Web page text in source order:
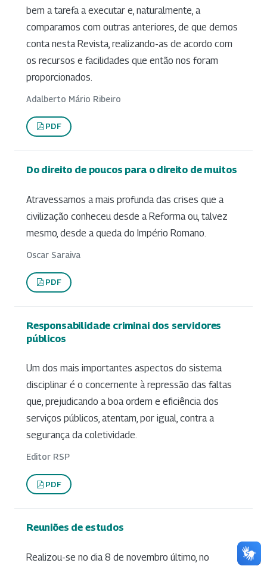
bem a tarefa a executar e, naturalmente, a
comparamos com outras anteriores, de que demos
conta nesta Revista, realizando-as de acordo com
os recursos e facilidades que então nos foram
proporcionados.
Adalberto Mário Ribeiro
PDF
Do direito de poucos para o direito de muitos
Atravessamos a mais profunda das crises que a
civilização conheceu desde a Reforma ou, talvez
mesmo, desde a queda do Império Romano.
Oscar Saraiva
PDF
Responsabilidade criminai dos servidores
públicos
Um dos mais importantes aspectos do sistema
disciplinar é o concernente à repressão das faltas
que, prejudicando a boa ordem e eficiência dos
serviços públicos, atentam, por igual, contra a
segurança da coletividade.
Editor RSP
PDF
Reuniões de estudos
Realizou-se no dia 8 de novembro último, no